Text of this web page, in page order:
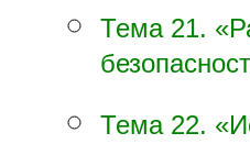
Тема 21.
Тема 22.